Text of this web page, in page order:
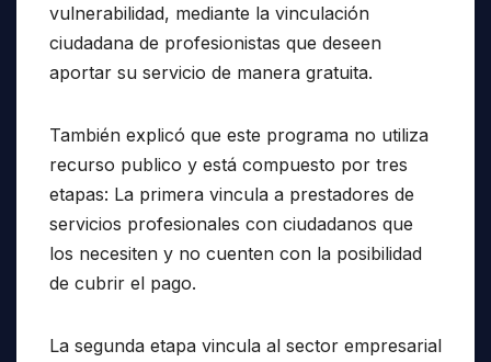
vulnerabilidad, mediante la vinculación
ciudadana de profesionistas que deseen
aportar su servicio de manera gratuita.
También explicó que este programa no utiliza
recurso publico y está compuesto por tres
etapas: La primera vincula a prestadores de
servicios profesionales con ciudadanos que
los necesiten y no cuenten con la posibilidad
de cubrir el pago.
La segunda etapa vincula al sector empresarial